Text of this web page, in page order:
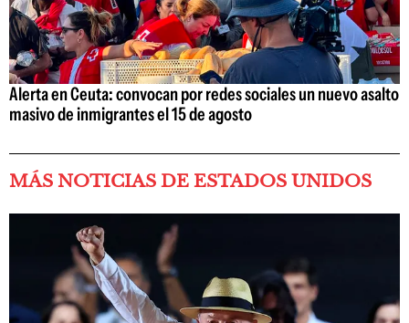
Alerta en Ceuta: convocan por redes sociales un nuevo asalto
masivo de inmigrantes el 15 de agosto
MÁS NOTICIAS DE ESTADOS UNIDOS